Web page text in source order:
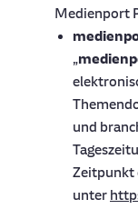
Medienport
„
und
Zeitpunkt
unter